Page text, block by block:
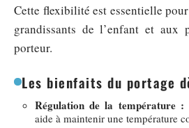
Cette flexibilité est essentielle
grandissants de l’enfant et aux
porteur.
Les bienfaits du portage
Régulation de la température :
aide à maintenir une température